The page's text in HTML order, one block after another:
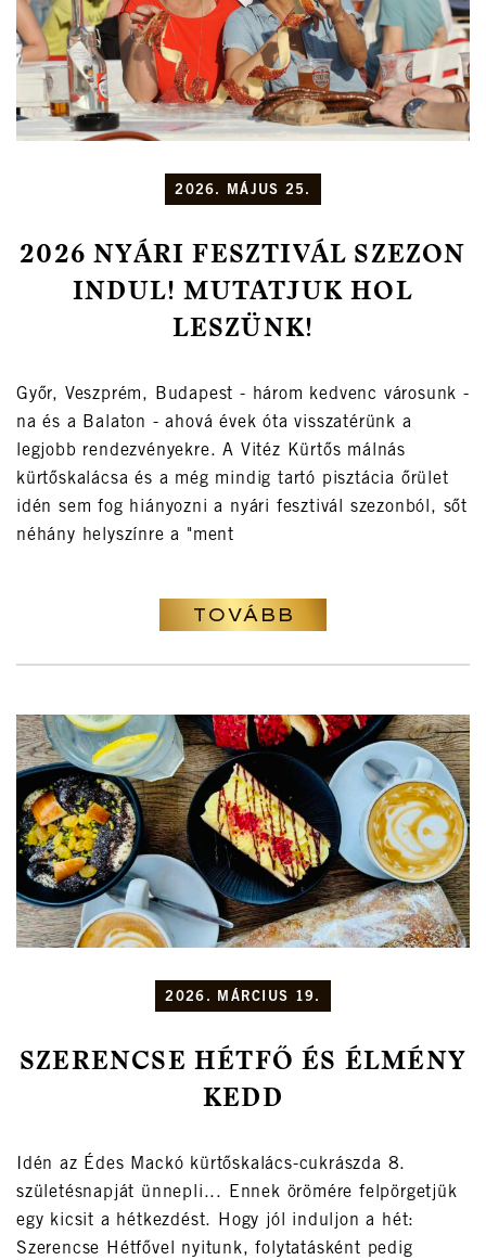
2026. MÁJUS 25.
2026 NYÁRI FESZTIVÁL SZEZON
INDUL! MUTATJUK HOL
LESZÜNK!
Győr, Veszprém, Budapest - három kedvenc városunk -
na és a Balaton - ahová évek óta visszatérünk a
legjobb rendezvényekre. A Vitéz Kürtős málnás
kürtőskalácsa és a még mindig tartó pisztácia őrület
idén sem fog hiányozni a nyári fesztivál szezonból, sőt
néhány helyszínre a "ment
TOVÁBB
2026. MÁRCIUS 19.
SZERENCSE HÉTFŐ ÉS ÉLMÉNY
KEDD
Idén az Édes Mackó kürtőskalács-cukrászda 8.
születésnapját ünnepli... Ennek örömére felpörgetjük
egy kicsit a hétkezdést. Hogy jól induljon a hét:
Szerencse Hétfővel nyitunk, folytatásként pedig